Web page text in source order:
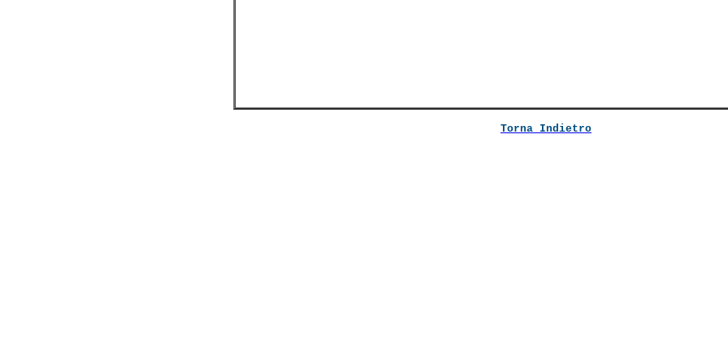
Torna Indietro